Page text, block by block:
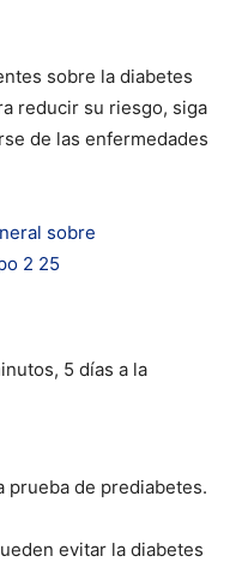
sobre la diabetes
reducir su riesgo, siga
de las enfermedades
5 días a la
prueba de prediabetes.
evitar la diabetes